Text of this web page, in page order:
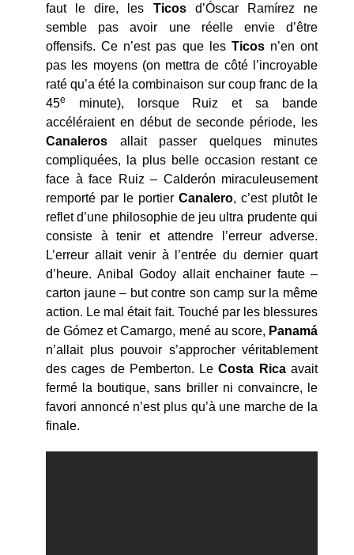
faut le dire, les Ticosd’Óscar Ramírez ne
semble pas avoir une réelle envie d’être
offensifs. Ce n’est pas que les Ticosn’en ont
pas les moyens (on mettra de côté l’incroyable
raté qu’a été la combinaison sur coup franc de la
45e
minute), lorsque Ruiz et sa bande
accéléraient en début de seconde période, les
Canaleros allait passer quelques minutes
compliquées, la plus belle occasion restant ce
face à face Ruiz – Calderón miraculeusement
remporté par le portier Canalero, c’est plutôt le
reflet d’une philosophie de jeu ultra prudente qui
consiste à tenir et attendre l’erreur adverse.
L’erreur allait venir à l’entrée du dernier quart
d’heure. Anibal Godoy allait enchainer faute –
carton jaune – but contre son camp sur la même
action. Le mal était fait. Touché par les blessures
de Gómez et Camargo, mené au score, Panamá
n’allait plus pouvoir s’approcher véritablement
des cages de Pemberton. LeCosta Ricaavait
fermé la boutique, sans briller ni convaincre, le
favori annoncé n’est plus qu’à une marche de la
finale.